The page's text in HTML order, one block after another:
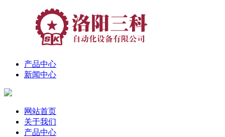
产品中心
新闻中心
网站首页
关于我们
产品中心